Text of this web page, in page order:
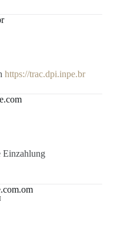
https://trac.dpi.inpe.br
Einzahlung